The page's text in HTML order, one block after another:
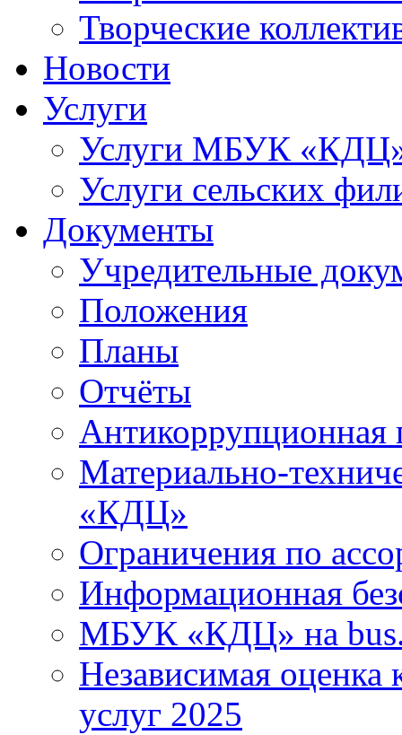
Творческие
Новости
Услуги
Услуги МБУК
Услуги сельских
Документы
Учредительные
Положения
Планы
Отчёты
Антикоррупционная
Материально-
«КДЦ»
Ограничения по
Информационная
МБУК «КДЦ» на
Независимая оценка
услуг 2025